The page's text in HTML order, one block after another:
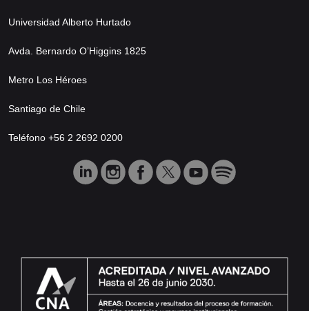
Universidad Alberto Hurtado
Avda. Bernardo O’Higgins 1825
Metro Los Héroes
Santiago de Chile
Teléfono +56 2 2692 0200